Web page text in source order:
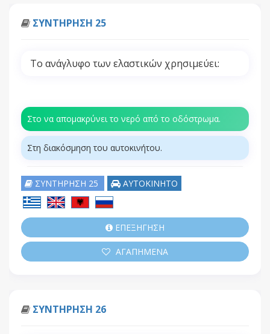
ΣΥΝΤΗΡΗΣΗ 25
Το ανάγλυφο των ελαστικών χρησιμεύει:
Στο να απομακρύνει το νερό από το οδόστρωμα.
Στη διακόσμηση του αυτοκινήτου.
ΣΥΝΤΗΡΗΣΗ 25 ΑΥΤΟΚΙΝΗΤΟ
ΕΠΕΞΗΓΗΣΗ
ΑΓΑΠΗΜΕΝΑ
ΣΥΝΤΗΡΗΣΗ 26